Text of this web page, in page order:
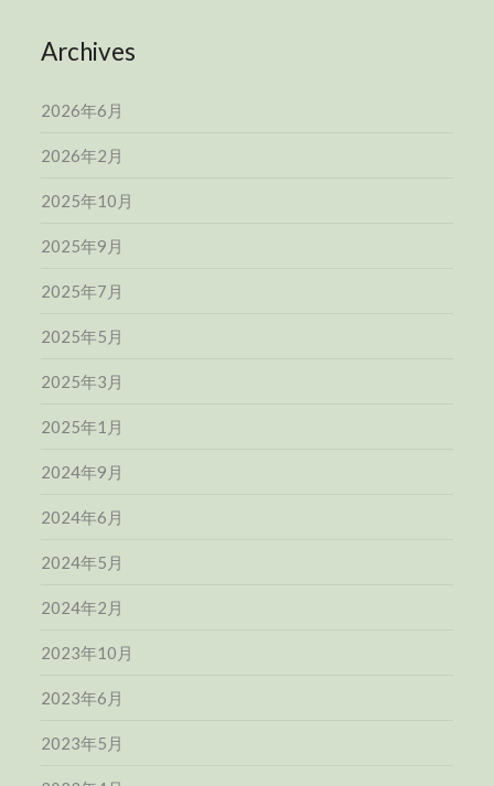
Archives
2026年6月
2026年2月
2025年10月
2025年9月
2025年7月
2025年5月
2025年3月
2025年1月
2024年9月
2024年6月
2024年5月
2024年2月
2023年10月
2023年6月
2023年5月